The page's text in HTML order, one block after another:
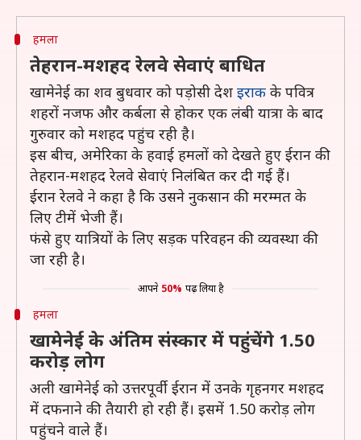
हमला
तेहरान-मशहद रेलवे सेवाएं बाधित
खामेनेई का शव बुधवार को पड़ोसी देश इराक के पवित्र
शहरों नजफ और कर्बला से होकर एक लंबी यात्रा के बाद
गुरुवार को मशहद पहुंच रही है।
इस बीच, अमेरिका के हवाई हमलों को देखते हुए ईरान की
तेहरान-मशहद रेलवे सेवाएं निलंबित कर दी गई हैं।
ईरान रेलवे ने कहा है कि उसने नुकसान की मरम्मत के
लिए टीमें भेजी हैं।
फंसे हुए यात्रियों के लिए सड़क परिवहन की व्यवस्था की
जा रही है।
आपने 50% पढ़ लिया है
हमला
खामेनेई के अंतिम संस्कार में पहुंचेंगे 1.50
करोड़ लोग
अली खामेनेई को उत्तरपूर्वी ईरान में उनके गृहनगर मशहद
में दफनाने की तैयारी हो रही हैं। इसमें 1.50 करोड़ लोग
पहुंचने वाले हैं।